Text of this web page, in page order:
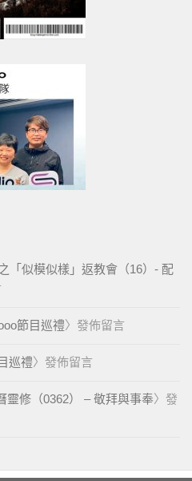
「似模似樣」返教會（16）- 配
節目巡禮〉發佈留言
巡禮〉發佈留言
靈修（0362） – 敬拜與事奉〉發